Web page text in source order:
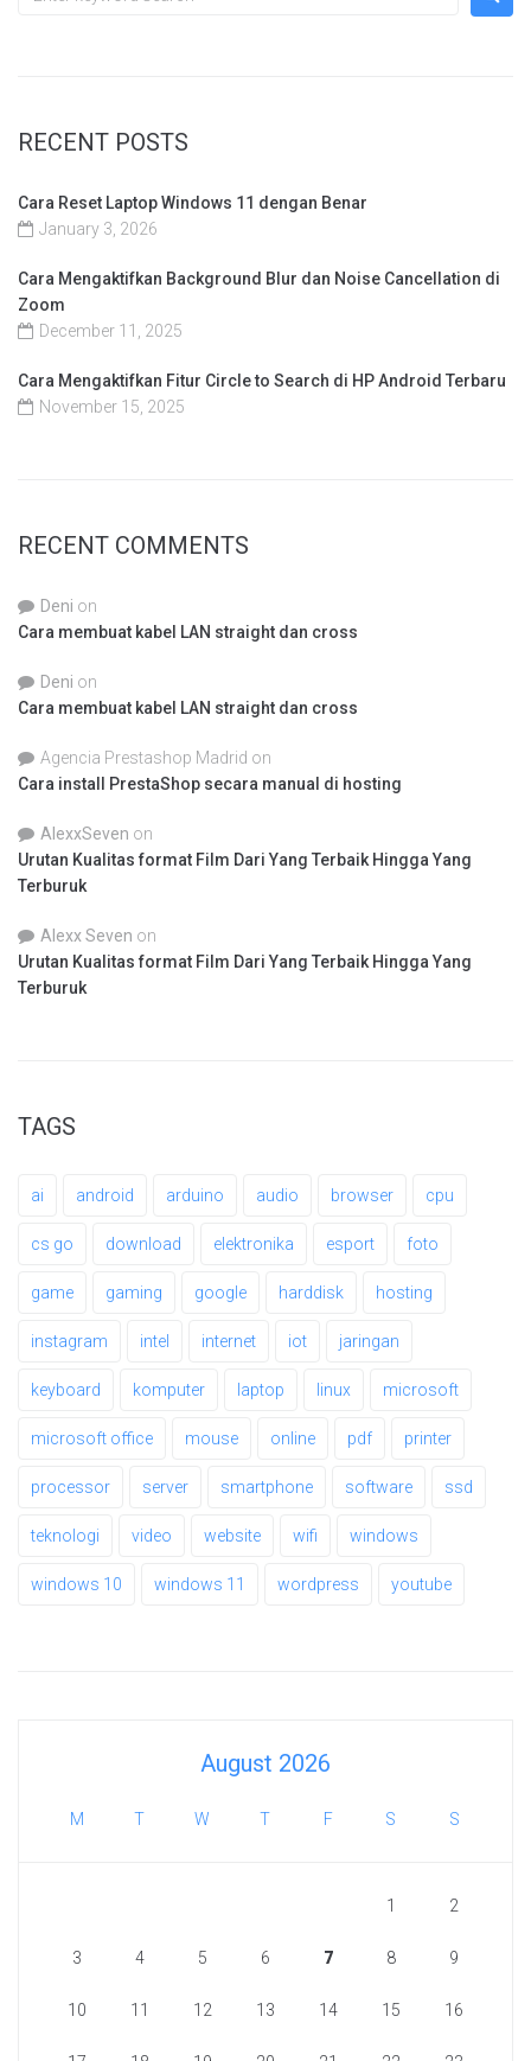
RECENT POSTS
Cara Reset Laptop Windows 11 dengan Benar
January 3, 2026
Cara Mengaktifkan Background Blur dan Noise Cancellation di
Zoom
December 11, 2025
Cara Mengaktifkan Fitur Circle to Search di HP Android Terbaru
November 15, 2025
RECENT COMMENTS
Deni on
Cara membuat kabel LAN straight dan cross
Deni on
Cara membuat kabel LAN straight dan cross
Agencia Prestashop Madrid on
Cara install PrestaShop secara manual di hosting
AlexxSeven on
Urutan Kualitas format Film Dari Yang Terbaik Hingga Yang
Terburuk
Alexx Seven on
Urutan Kualitas format Film Dari Yang Terbaik Hingga Yang
Terburuk
TAGS
ai android arduino audio browser cpu
cs go download elektronika esport foto
game gaming google harddisk hosting
instagram intel internet iot jaringan
keyboard komputer laptop linux microsoft
microsoft office mouse online pdf printer
processor server smartphone software ssd
teknologi video website wifi windows
windows 10 windows 11 wordpress youtube
August 2026
M T W T F S S
1 2
3 4 5 6 7 8 9
10 11 12 13 14 15 16